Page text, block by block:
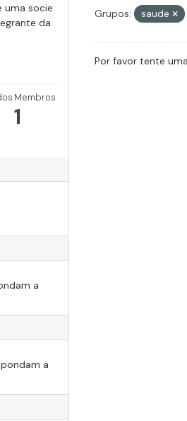
uma socie
da
Membros
1
a
a
Grupos: saude
Por favor tente